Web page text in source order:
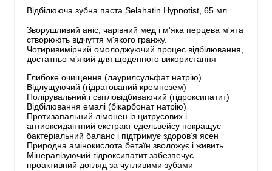
Відбілююча зубна паста Selahatin Hypnotist, 65 мл
Зворушливий аніс, чарівний мед і м'яка перцева м'ята
створюють відчуття м'якого гранжу.
Чотиривимірний омолоджуючий процес відбілювання,
достатньо м’який для щоденного використання
Глибоке очищення (лаурилсульфат натрію)
Відлущуючий (гідратований кремнезем)
Полірувальний і світловідбиваючий (гідроксипатит)
Відбілювання емалі (бікарбонат натрію)
Протизапальний лімонен із цитрусових і
антиоксидантний екстракт едельвейсу покращує
бактеріальний баланс і підтримує здоров’я ясен
Природна амінокислота бетаїн зволожує і живить
Мінералізуючий гідроксипатит забезпечує
проактивний догляд за чутливими зубами